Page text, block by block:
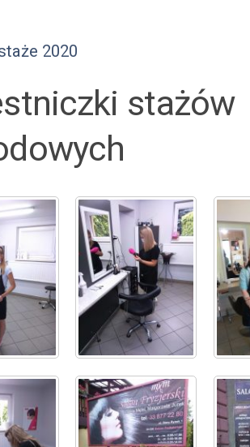
2020
stażów